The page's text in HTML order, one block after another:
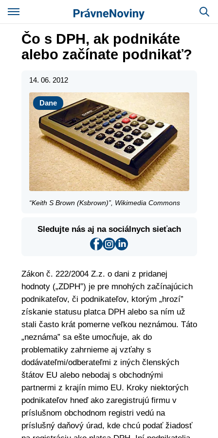
Čo s DPH, ak podnikáte
alebo začínate podnikať?
14. 06. 2012
Dane
Dane
“Keith S Brown (Ksbrown)”, Wikimedia Commons
Sledujte nás aj na sociálnych sieťach
Zákon č. 222/2004 Z.z. o dani z pridanej
hodnoty („ZDPH”) je pre mnohých začínajúcich
podnikateľov, či podnikateľov, ktorým „hrozí”
získanie statusu platca DPH alebo sa ním už
stali často krát pomerne veľkou neznámou. Táto
„neznáma” sa ešte umocňuje, ak do
problematiky zahrnieme aj vzťahy s
dodávateľmi/odberateľmi z iných členských
štátov EU alebo nebodaj s obchodnými
partnermi z krajín mimo EU. Kroky niektorých
podnikateľov hneď ako zaregistrujú firmu v
príslušnom obchodnom registri vedú na
príslušný daňový úrad, kde chcú podať žiadosť